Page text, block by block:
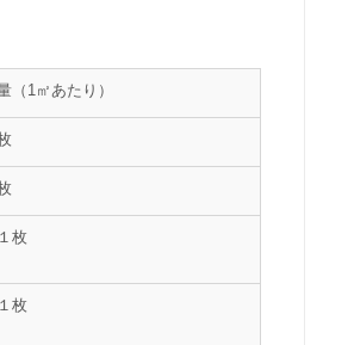
（1㎡あたり）
枚
枚